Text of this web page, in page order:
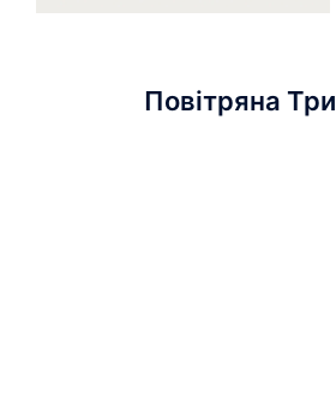
Повітряна